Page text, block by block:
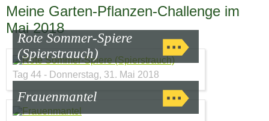
Meine Garten-Pflanzen-Challenge im
Mai 2018
Rote Sommer-Spiere
(Spierstrauch)
Tag 44 - Donnerstag, 31. Mai 2018
Frauenmantel